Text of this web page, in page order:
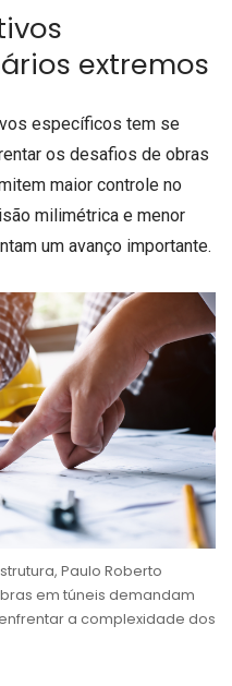
extremos
específicos tem se
os desafios de obras
maior controle no
milimétrica e menor
um avanço importante.
Paulo Roberto
em túneis demandam
a complexidade dos